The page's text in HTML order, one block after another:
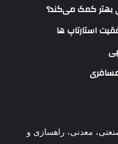
بهتر کمک می‌کند؟
استارتاپ ها
معدنی، راهسازی و